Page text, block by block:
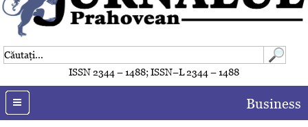
ISSN 2344 – 1488; ISSN–L 2344 – 1488
Business